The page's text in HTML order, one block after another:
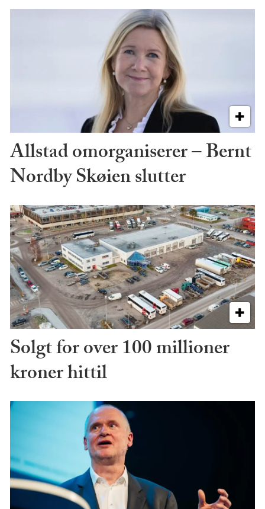
Allstad omorganiserer – Bernt
Nordby Skøien slutter
Solgt for over 100 millioner
kroner hittil